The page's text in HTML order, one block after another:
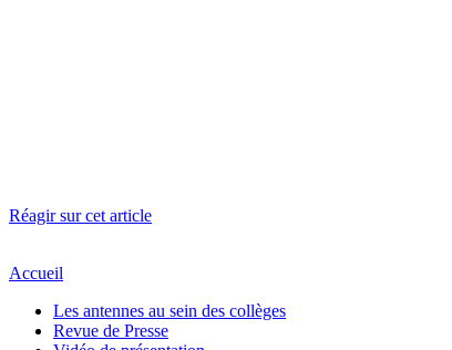
Réagir sur cet article
Accueil
Les antennes au sein des collèges
Revue de Presse